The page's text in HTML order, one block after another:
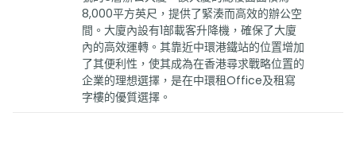
8,000平方英尺，提供了緊湊而高效的辦公空
間。大廈內設有1部載客升降機，確保了大廈
內的高效運轉。其靠近中環港鐵站的位置增加
了其便利性，使其成為在香港尋求戰略位置的
企業的理想選擇，是在中環租Office及租寫
字樓的優質選擇。